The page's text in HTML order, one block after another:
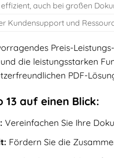
auch bei großen
Kundensupport und
Preis-
die leistungsstarken
PDF-
auf einen Blick:
Vereinfachen Sie Ihre
Fördern Sie die